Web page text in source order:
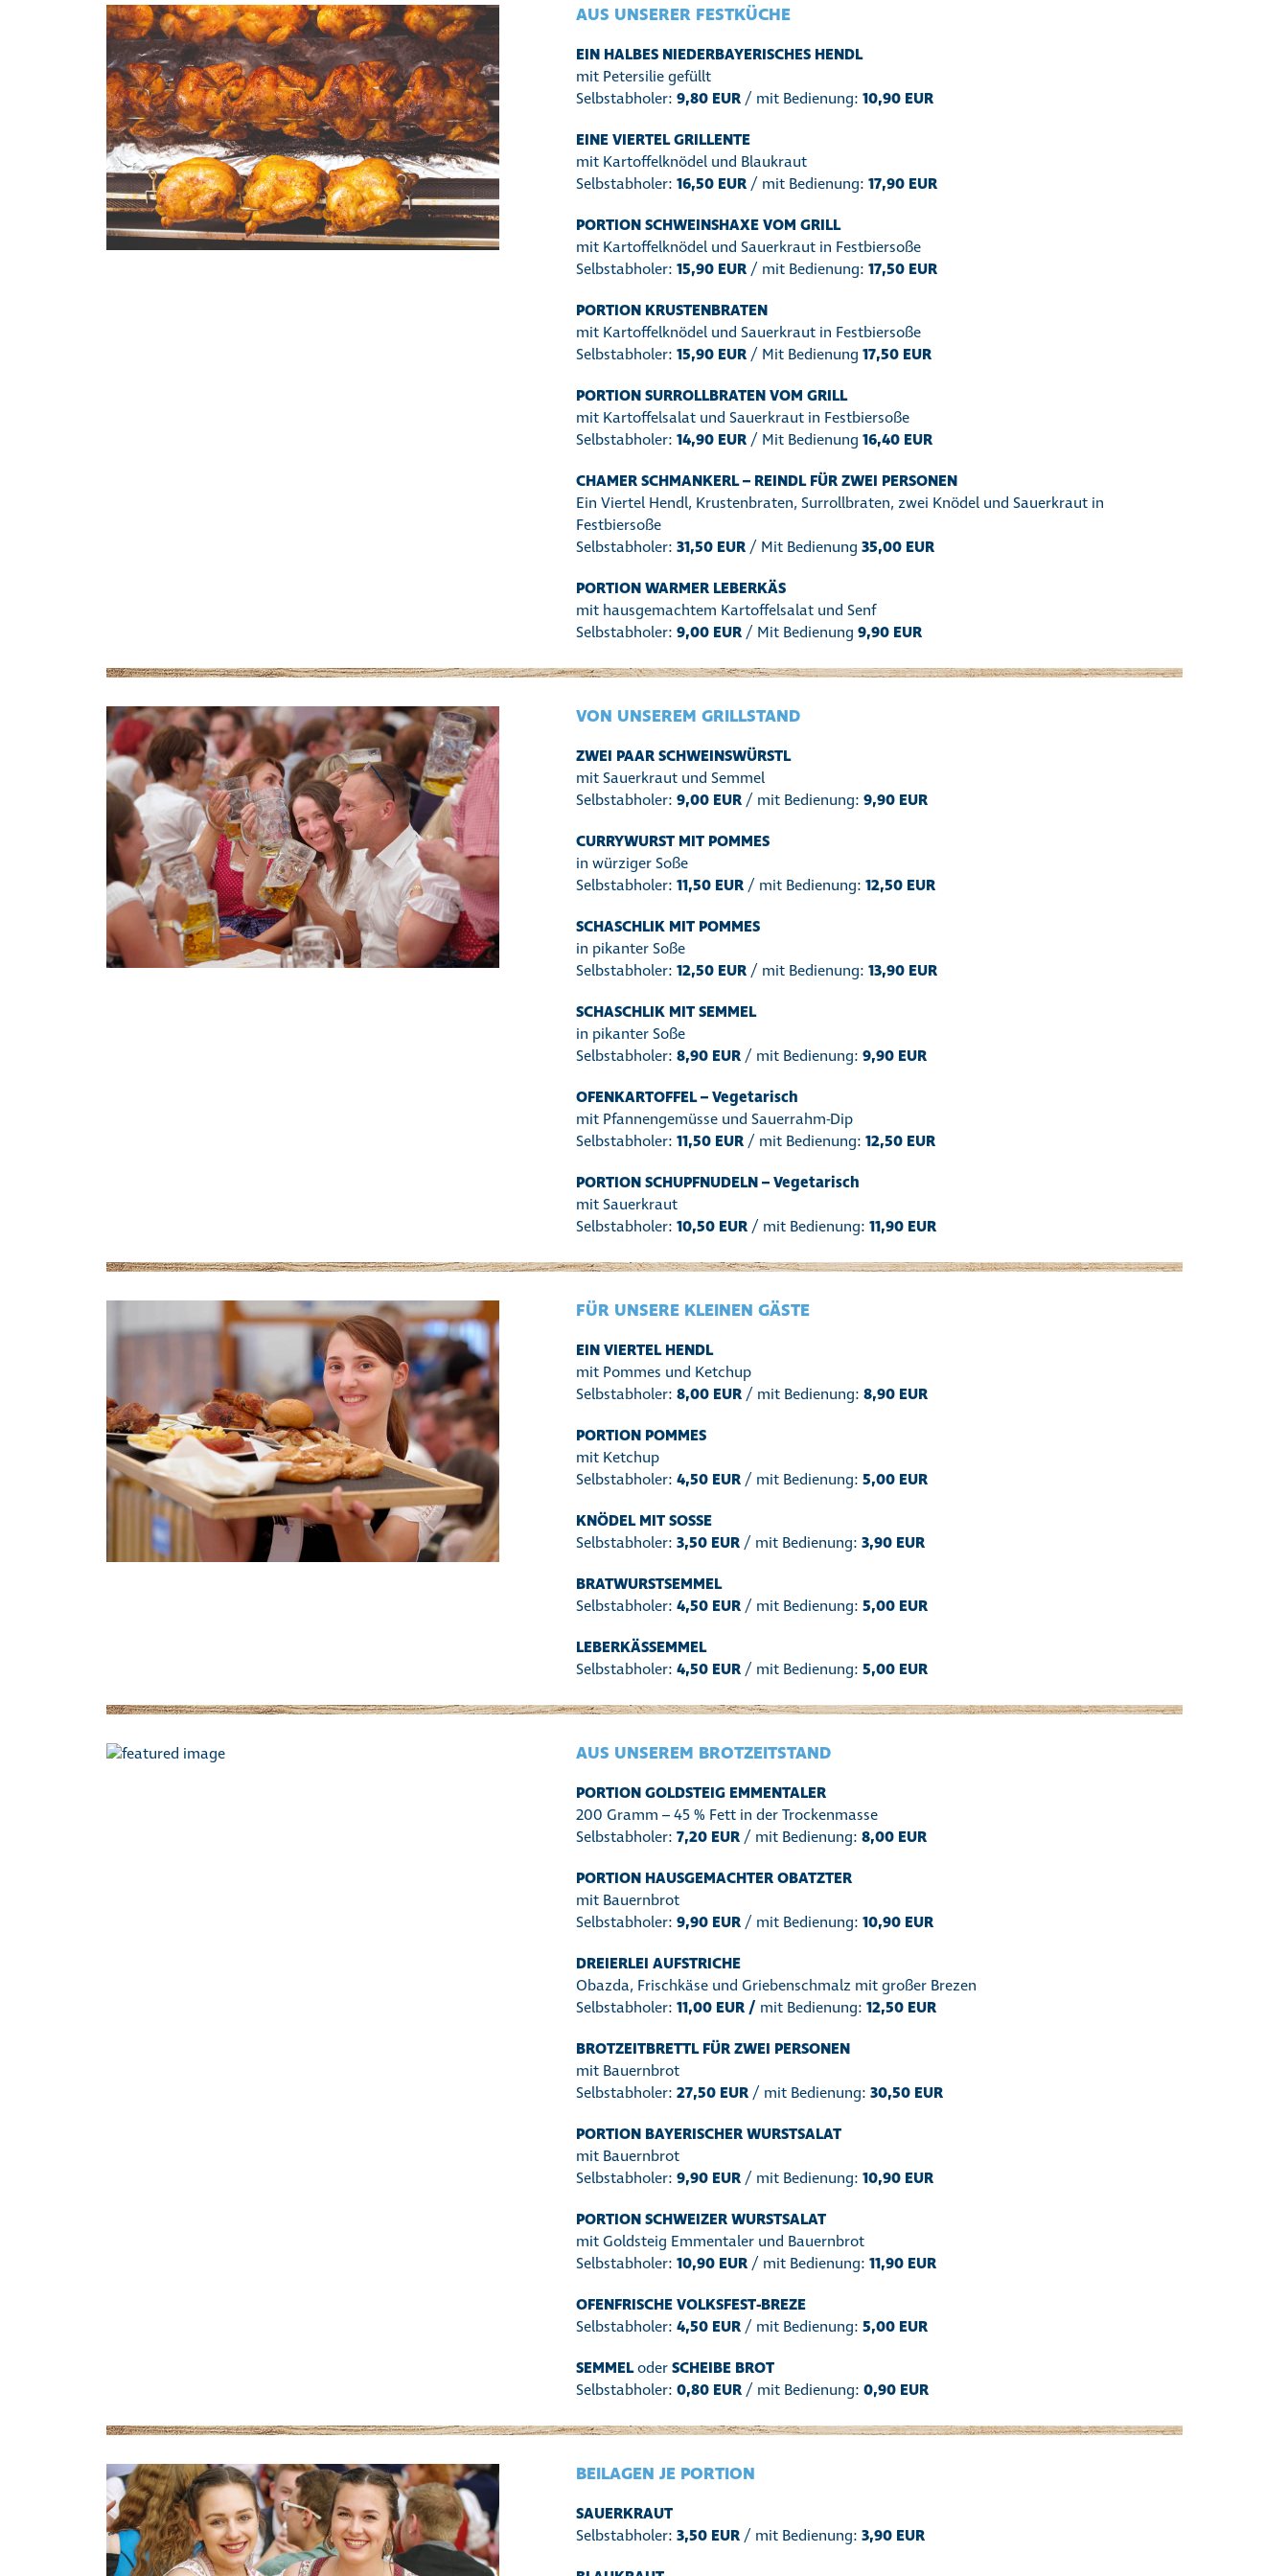
AUS UNSERER FESTKÜCHE
EIN HALBES NIEDERBAYERISCHES HENDL
mit Petersilie gefüllt
Selbstabholer: 9,80 EUR/ mit Bedienung: 10,90 EUR
EINE VIERTEL GRILLENTE
mit Kartoffelknödel und Blaukraut
Selbstabholer: 16,50 EUR/ mit Bedienung: 17,90 EUR
PORTION SCHWEINSHAXE VOM GRILL
mit Kartoffelknödel und Sauerkraut in Festbiersoße
Selbstabholer: 15,90 EUR/ mit Bedienung: 17,50 EUR
PORTION KRUSTENBRATEN
mit Kartoffelknödel und Sauerkraut in Festbiersoße
Selbstabholer: 15,90 EUR/ Mit Bedienung 17,50 EUR
PORTION SURROLLBRATEN VOM GRILL
mit Kartoffelsalat und Sauerkraut in Festbiersoße
Selbstabholer: 14,90 EUR/ Mit Bedienung 16,40 EUR
CHAMER SCHMANKERL – REINDL FÜR ZWEI PERSONEN
Ein Viertel Hendl, Krustenbraten, Surrollbraten, zwei Knödel und Sauerkraut in
Festbiersoße
Selbstabholer: 31,50 EUR/ Mit Bedienung 35,00 EUR
PORTION WARMER LEBERKÄS
mit hausgemachtem Kartoffelsalat und Senf
Selbstabholer: 9,00 EUR/ Mit Bedienung 9,90 EUR
VON UNSEREM GRILLSTAND
ZWEI PAAR SCHWEINSWÜRSTL
mit Sauerkraut und Semmel
Selbstabholer: 9,00 EUR/ mit Bedienung: 9,90 EUR
CURRYWURST MIT POMMES
in würziger Soße
Selbstabholer: 11,50 EUR/ mit Bedienung: 12,50 EUR
SCHASCHLIK MIT POMMES
in pikanter Soße
Selbstabholer: 12,50 EUR/ mit Bedienung: 13,90 EUR
SCHASCHLIK MIT SEMMEL
in pikanter Soße
Selbstabholer: 8,90 EUR/ mit Bedienung: 9,90 EUR
OFENKARTOFFEL – Vegetarisch
mit Pfannengemüsse und Sauerrahm-Dip
Selbstabholer: 11,50 EUR/ mit Bedienung: 12,50 EUR
PORTION SCHUPFNUDELN – Vegetarisch
mit Sauerkraut
Selbstabholer: 10,50 EUR/ mit Bedienung: 11,90 EUR
FÜR UNSERE KLEINEN GÄSTE
EIN VIERTEL HENDL
mit Pommes und Ketchup
Selbstabholer: 8,00 EUR/ mit Bedienung: 8,90 EUR
PORTION POMMES
mit Ketchup
Selbstabholer: 4,50 EUR/ mit Bedienung: 5,00 EUR
KNÖDEL MIT SOSSE
Selbstabholer: 3,50 EUR/ mit Bedienung: 3,90 EUR
BRATWURSTSEMMEL
Selbstabholer: 4,50 EUR/ mit Bedienung: 5,00 EUR
LEBERKÄSSEMMEL
Selbstabholer: 4,50 EUR/ mit Bedienung: 5,00 EUR
AUS UNSEREM BROTZEITSTAND
PORTION GOLDSTEIG EMMENTALER
200 Gramm – 45 % Fett in der Trockenmasse
Selbstabholer: 7,20 EUR/ mit Bedienung: 8,00 EUR
PORTION HAUSGEMACHTER OBATZTER
mit Bauernbrot
Selbstabholer: 9,90 EUR/ mit Bedienung: 10,90 EUR
DREIERLEI AUFSTRICHE
Obazda, Frischkäse und Griebenschmalz mit großer Brezen
Selbstabholer: 11,00 EUR / mit Bedienung: 12,50 EUR
BROTZEITBRETTL FÜR ZWEI PERSONEN
mit Bauernbrot
Selbstabholer: 27,50 EUR/ mit Bedienung: 30,50 EUR
PORTION BAYERISCHER WURSTSALAT
mit Bauernbrot
Selbstabholer: 9,90 EUR/ mit Bedienung: 10,90 EUR
PORTION SCHWEIZER WURSTSALAT
mit Goldsteig Emmentaler und Bauernbrot
Selbstabholer: 10,90 EUR/ mit Bedienung: 11,90 EUR
OFENFRISCHE VOLKSFEST-BREZE
Selbstabholer: 4,50 EUR/ mit Bedienung: 5,00 EUR
SEMMELoderSCHEIBE BROT
Selbstabholer: 0,80 EUR/ mit Bedienung: 0,90 EUR
BEILAGEN JE PORTION
SAUERKRAUT
Selbstabholer: 3,50 EUR/ mit Bedienung: 3,90 EUR